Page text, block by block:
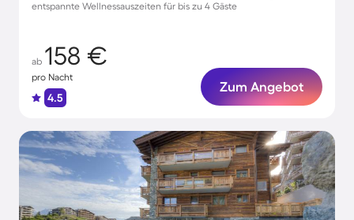
entspannte Wellnessauszeiten für bis zu 4 Gäste
ab 158 €
pro Nacht
4.5
Zum Angebot